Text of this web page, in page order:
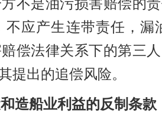
不是油污损害赔偿的
不应产生连带责任，
偿法律关系下的第三
提出的追偿风险。
造船业利益的反制条款